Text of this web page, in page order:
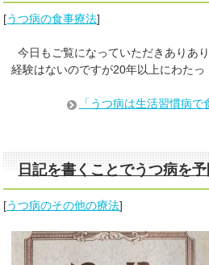
[うつ病の食事療法]
今日もご覧になっていただきありあ
経験はないのですが20年以上にわたっ
「うつ病は生活習慣病
日記を書くことでうつ病を
[うつ病のその他の療法]